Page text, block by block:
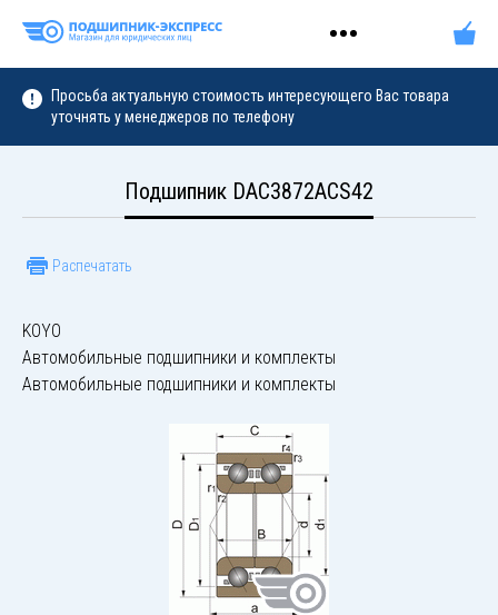
Просьба актуальную стоимость интересующего Вас товара
уточнять у менеджеров по телефону
Подшипник DAC3872ACS42
Распечатать
KOYO
Автомобильные подшипники и комплекты
Автомобильные подшипники и комплекты